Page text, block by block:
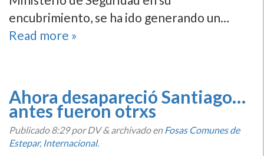
encubrimiento, se ha ido generando un…
Read more »
Ahora desapareció Santiago…
antes fueron otrxs
Publicado8:29por DV&archivado enFosas Comunes de
Estepar, Internacional.